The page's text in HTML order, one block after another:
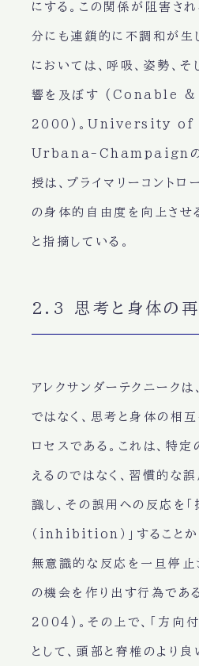
にする。この関係が阻害さ
分にも連鎖的に不調和が生
においては、呼吸、姿勢、
響を及ぼす (Conable
2000)。University
Urbana-Champaign
授は、プライマリーコント
の身体的自由度を向上させ
と指摘している。
2.3 思考と身体の
アレクサンダーテクニーク
ではなく、思考と身体の相
ロセスである。これは、特定
えるのではなく、習慣的な
識し、その誤用への反応を「
（inhibition）」することか
無意識的な反応を一旦停止
の機会を作り出す行為で
2004)。その上で、「方向
として、頭部と脊椎のより